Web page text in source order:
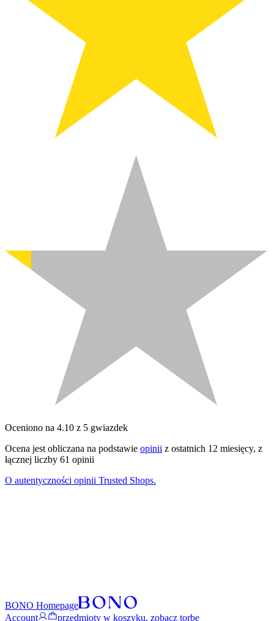
Oceniono na 4.10 z 5 gwiazdek
Ocena jest obliczana na podstawie opinii z ostatnich 12 miesięcy, z
łącznej liczby 61 opinii
O autentyczności opinii Trusted Shops.
BONO Homepage
Account
przedmioty w koszyku, zobacz torbę